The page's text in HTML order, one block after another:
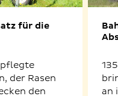
für die
der Rasen
den
an